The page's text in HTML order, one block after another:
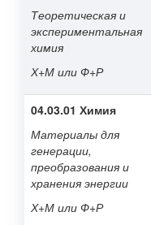
Теоретическая и
экспериментальная
химия
Х+М или Ф+Р
04.03.01 Химия
Материалы для
генерации,
преобразования и
хранения энергии
Х+М или Ф+Р